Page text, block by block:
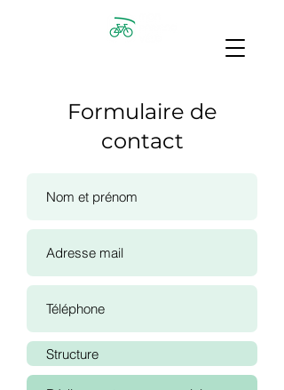
Formulaire de
contact